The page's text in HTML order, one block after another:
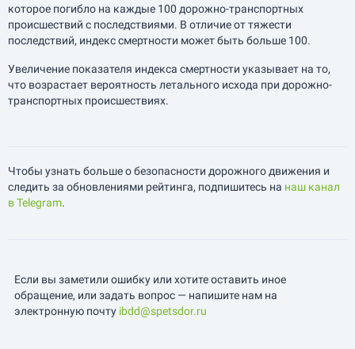
которое погибло на каждые 100 дорожно-транспортных
происшествий с последствиями. В отличие от тяжести
последствий, индекс смертности может быть больше 100.
Увеличение показателя индекса смертности указывает на то,
что возрастает вероятность летального исхода при дорожно-
транспортных происшествиях.
Чтобы узнать больше о безопасности дорожного движения и
следить за обновлениями рейтинга, подпишитесь на наш канал
в Telegram.
Если вы заметили ошибку или хотите оставить иное
обращение, или задать вопрос — напишите нам на
электронную почту ibdd@spetsdor.ru